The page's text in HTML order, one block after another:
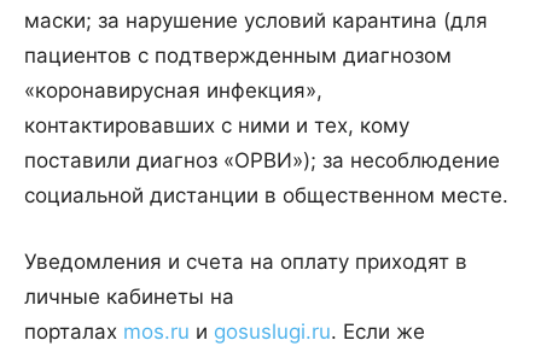
маски; за нарушение условий карантина (для
пациентов с подтвержденным диагнозом
«коронавирусная инфекция»,
контактировавших с ними и тех, кому
поставили диагноз «ОРВИ»); за несоблюдение
социальной дистанции в общественном месте.
Уведомления и счета на оплату приходят в
личные кабинеты на
порталах mos.ru и gosuslugi.ru. Если же